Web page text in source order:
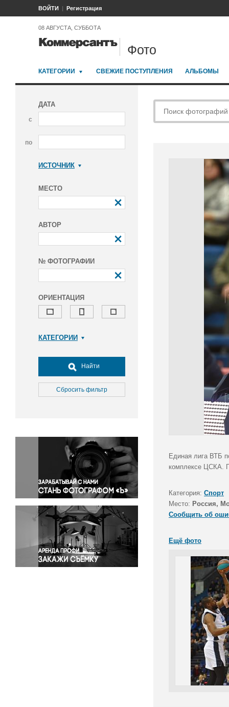
ВОЙТИ Регистрация
08 АВГУСТА, СУББОТА
Фото
КАТЕГОРИИ СВЕЖИЕ ПОСТУПЛЕНИЯ АЛЬБОМЫ
ДАТА
с
по
ИСТОЧНИК
МЕСТО
АВТОР
№ ФОТОГРАФИИ
ОРИЕНТАЦИЯ
КАТЕГОРИИ
Досуг, туризм и отдых
Культура
Медицина
Окружающая среда
Политика
Правосудие
Происшествия и конфликты
Религия
Светская жизнь
Спорт
Экология
Экономика и бизнес
Найти
Сбросить фильтр
Единая лига ВТБ
комплексе ЦСКА.
Категория: Спорт
Место: Россия,
Сообщить об
Ещё фото